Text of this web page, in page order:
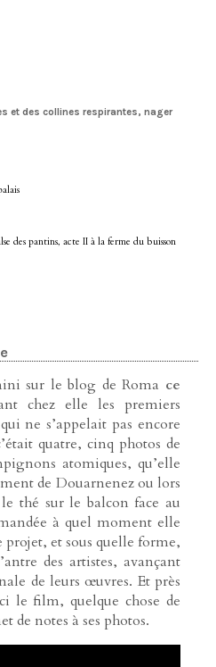
et des collines respirantes, nager
des pantins, acte II à la ferme du buisson
sur le blog de Roma ce
chez elle les premiers
ne s’appelait pas encore
quatre, cinq photos de
atomiques, qu’elle
de Douarnenez ou lors
thé sur le balcon face au
à quel moment elle
projet, et sous quelle forme,
des artistes, avançant
de leurs œuvres. Et près
le film, quelque chose de
de notes à ses photos.